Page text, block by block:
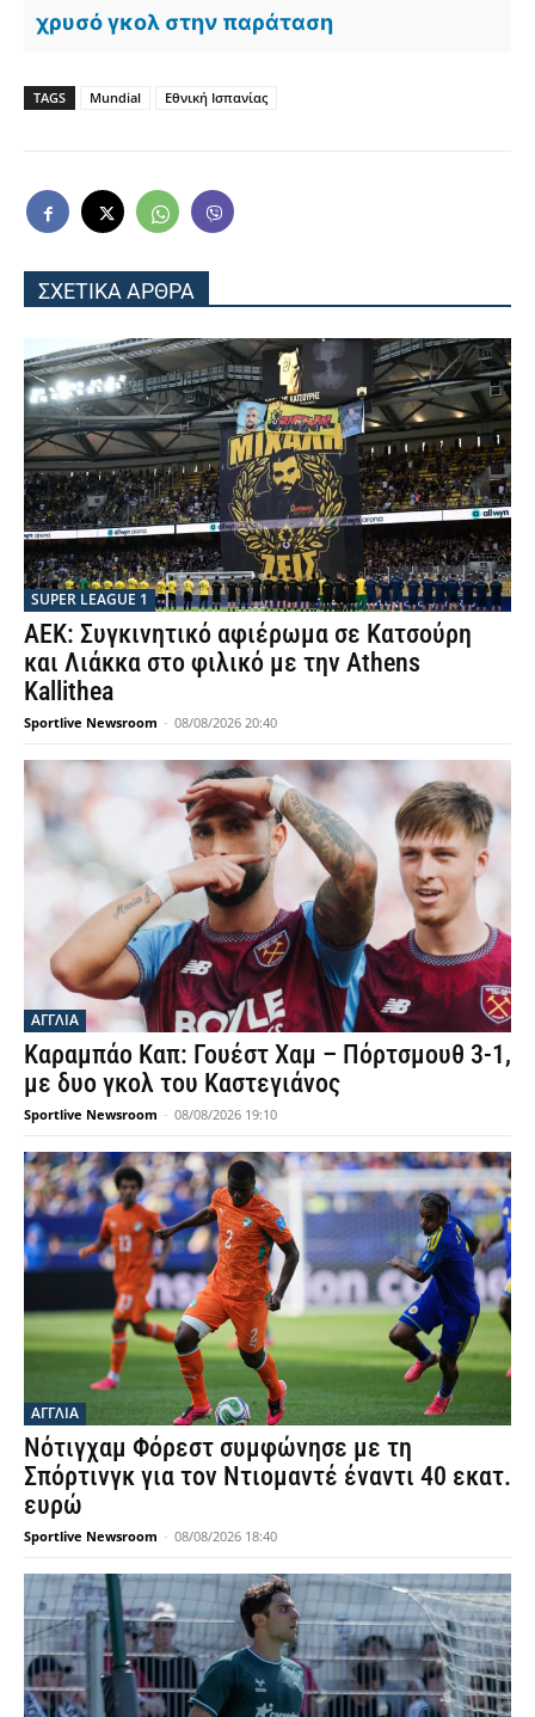
χρυσό γκολ στην παράταση
TAGS Mundial Εθνική Ισπανίας
ΣΧΕΤΙΚΑ ΑΡΘΡΑ
SUPER LEAGUE 1
ΑΕΚ: Συγκινητικό αφιέρωμα σε Κατσούρη
και Λιάκκα στο φιλικό με την Athens
Kallithea
Sportlive Newsroom - 08/08/2026 20:40
ΑΓΓΛΙΑ
Καραμπάο Καπ: Γουέστ Χαμ – Πόρτσμουθ 3-1,
με δυο γκολ του Καστεγιάνος
Sportlive Newsroom - 08/08/2026 19:10
ΑΓΓΛΙΑ
Νότιγχαμ Φόρεστ συμφώνησε με τη
Σπόρτινγκ για τον Ντιομαντέ έναντι 40 εκατ.
ευρώ
Sportlive Newsroom - 08/08/2026 18:40